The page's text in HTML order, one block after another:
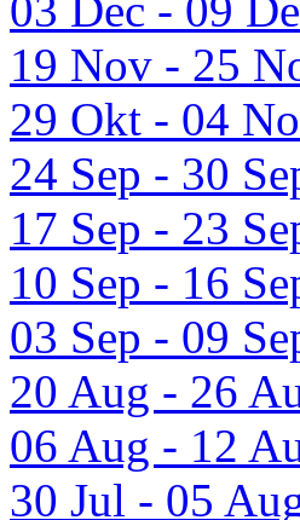
19 Nov - 25
29 Okt - 04
24 Sep - 30
17 Sep - 23
10 Sep - 16
03 Sep - 09
20 Aug - 26
06 Aug - 12
30 Jul - 05